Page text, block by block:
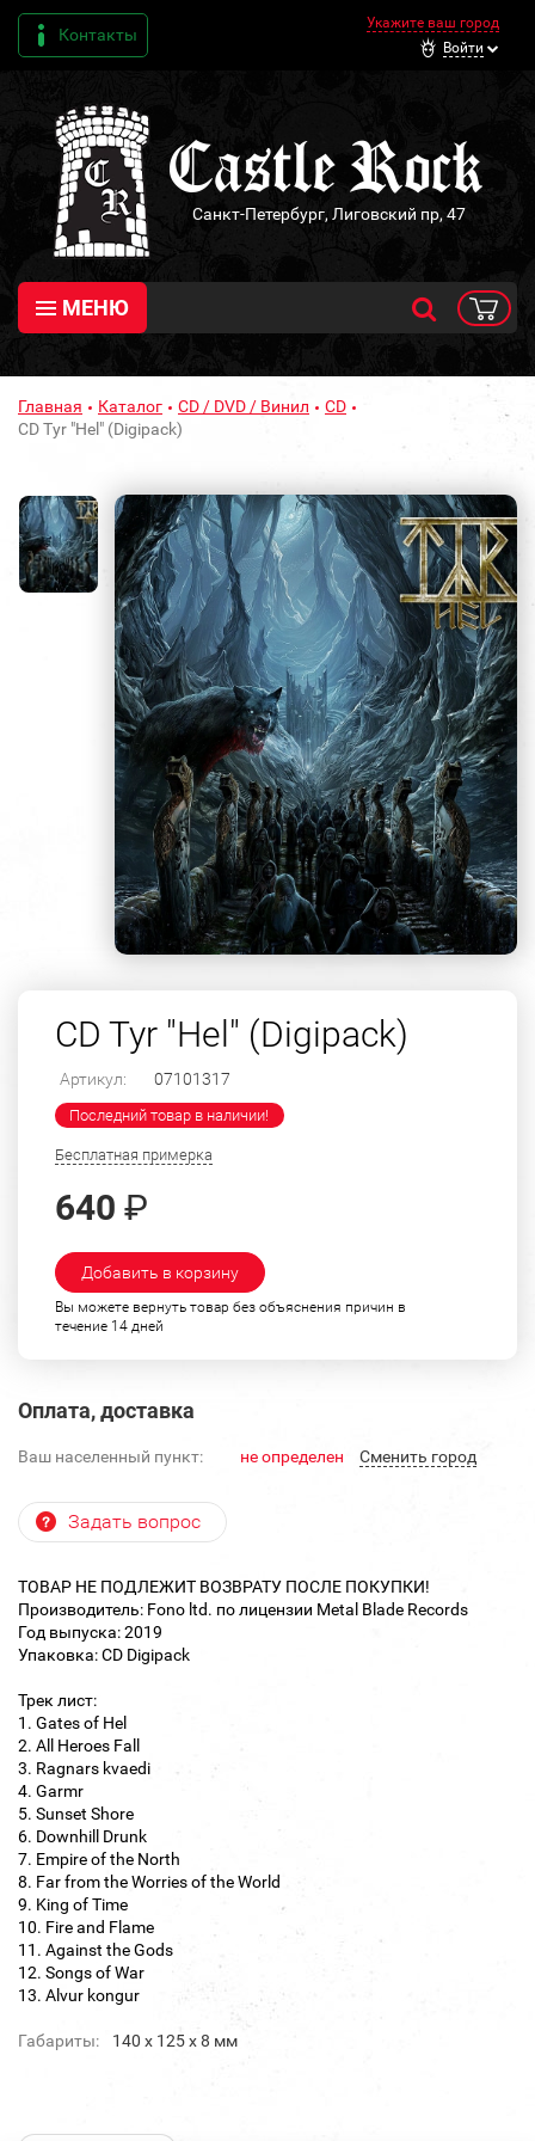
Контакты
Укажите ваш город
Войти
Санкт-Петербург, Лиговский пр, 47
МЕНЮ
Главная Каталог CD / DVD / Винил
CD
CD Tyr "Hel" (Digipack)
CD Tyr "Hel" (Digipack)
Артикул: 07101317
Последний товар в наличии!
Бесплатная примерка
640 ₽
Добавить в корзину
Вы можете вернуть товар без объяснения причин в
течение 14 дней
Оплата, доставка
Ваш населенный пункт: не определен Cменить город
Задать вопрос
ТОВАР НЕ ПОДЛЕЖИТ ВОЗВРАТУ ПОСЛЕ ПОКУПКИ!
Производитель: Fono ltd. по лицензии Metal Blade Records
Год выпуска: 2019
Упаковка: CD Digipack
Трек лист:
1. Gates of Hel
2. All Heroes Fall
3. Ragnars kvaedi
4. Garmr
5. Sunset Shore
6. Downhill Drunk
7. Empire of the North
8. Far from the Worries of the World
9. King of Time
10. Fire and Flame
11. Against the Gods
12. Songs of War
13. Alvur kongur
Габариты: 140 х 125 х 8 мм